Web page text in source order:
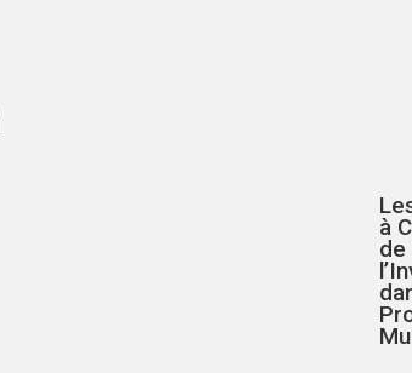
à
de